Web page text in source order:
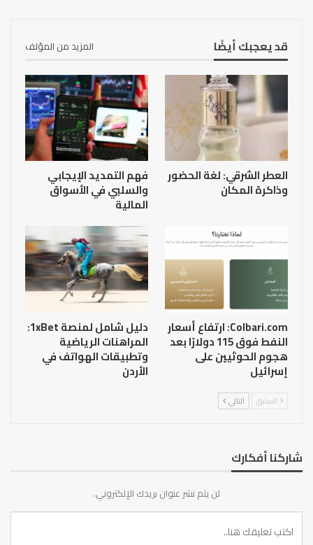
قد يعجبك أيضًا المزيد من المؤلف
العطر الشرقي: لغة الحضور
وذاكرة المكان
فهم التمديد الإيجابي
والسلبي في الأسواق
المالية
Colbari.com: ارتفاع أسعار
النفط فوق 115 دولارًا بعد
هجوم الحوثيين على
إسرائيل
دليل شامل لمنصة 1xBet:
المراهنات الرياضية
وتطبيقات الهواتف في
الأردن
السابق التالي
شاركنا أفكارك
لن يتم نشر عنوان بريدك الإلكتروني.